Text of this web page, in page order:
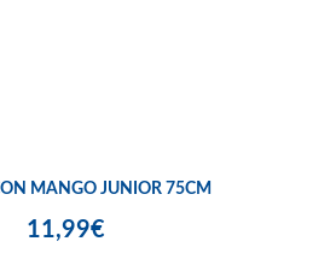
MANGO JUNIOR 75CM
11,99€